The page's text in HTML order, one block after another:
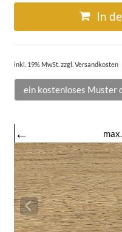
In
inkl. 19% MwSt. zzgl. Versandkosten
ein kostenloses Muster
←